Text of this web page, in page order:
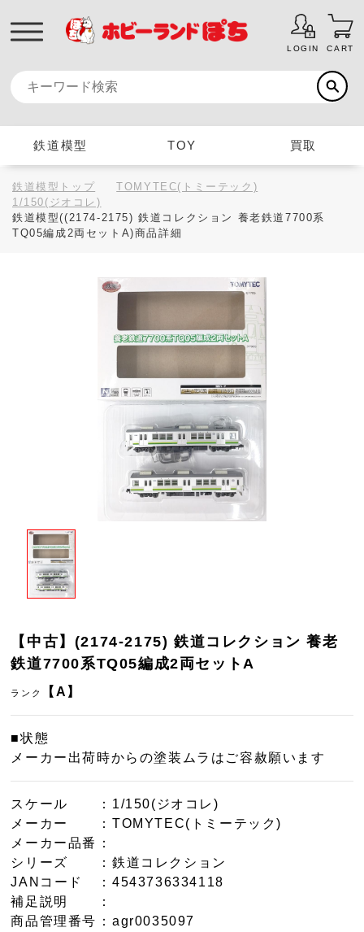
LOGIN CART
鉄道模型 TOY 買取
鉄道模型トップ
TOMYTEC(トミーテック)
1/150(ジオコレ)
鉄道模型((2174-2175) 鉄道コレクション 養老鉄道7700系
TQ05編成2両セットA)商品詳細
【中古】(2174-2175) 鉄道コレクション 養老
鉄道7700系TQ05編成2両セットA
ランク 【A】
■状態
メーカー出荷時からの塗装ムラはご容赦願います
スケール
：1/150(ジオコレ)
メーカー
：TOMYTEC(トミーテック)
メーカー品番
：
シリーズ
：鉄道コレクション
JANコード
：4543736334118
補足説明
：
商品管理番号 ：agr0035097